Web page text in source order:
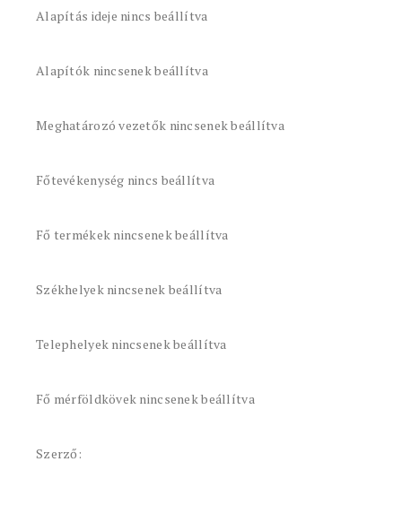
Alapítás ideje nincs beállítva
Alapítók nincsenek beállítva
Meghatározó vezetők nincsenek beállítva
Főtevékenység nincs beállítva
Fő termékek nincsenek beállítva
Székhelyek nincsenek beállítva
Telephelyek nincsenek beállítva
Fő mérföldkövek nincsenek beállítva
Szerző: